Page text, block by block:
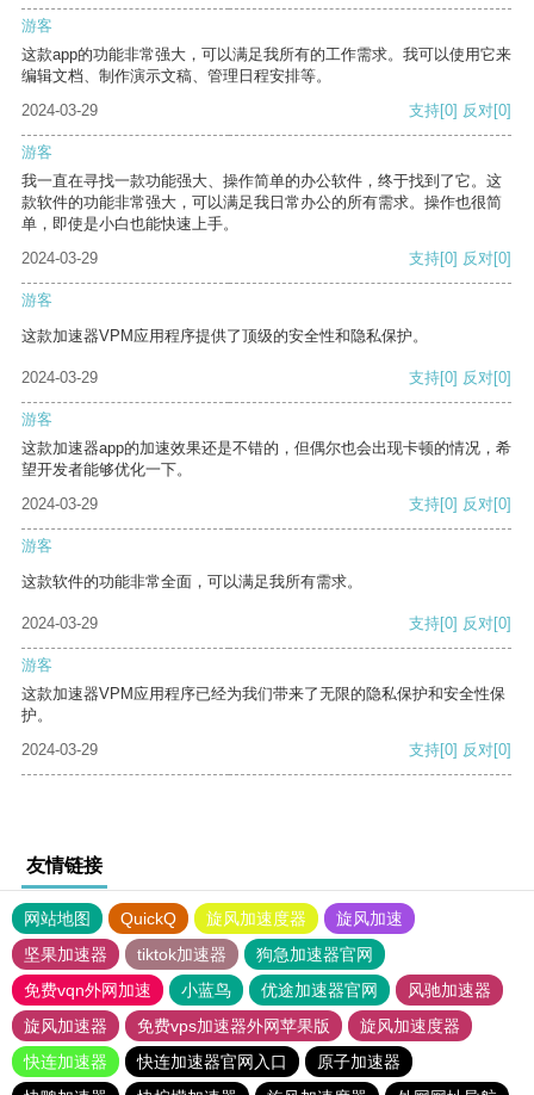
游客
这款app的功能非常强大，可以满足我所有的工作需求。我可以使用它来
编辑文档、制作演示文稿、管理日程安排等。
2024-03-29
支持[0] 反对[0]
游客
我一直在寻找一款功能强大、操作简单的办公软件，终于找到了它。这
款软件的功能非常强大，可以满足我日常办公的所有需求。操作也很简
单，即使是小白也能快速上手。
2024-03-29
支持[0] 反对[0]
游客
这款加速器VPM应用程序提供了顶级的安全性和隐私保护。
2024-03-29 支持[0] 反对[0]
游客
这款加速器app的加速效果还是不错的，但偶尔也会出现卡顿的情况，希
望开发者能够优化一下。
2024-03-29
支持[0] 反对[0]
游客
这款软件的功能非常全面，可以满足我所有需求。
2024-03-29 支持[0] 反对[0]
游客
这款加速器VPM应用程序已经为我们带来了无限的隐私保护和安全性保
护。
2024-03-29
支持[0] 反对[0]
友情链接
网站地图 QuickQ 旋风加速度器
旋风加速
坚果加速器
tiktok加速器
狗急加速器官网
免费vqn外网加速
小蓝鸟 优途加速器官网
风驰加速器
旋风加速器
免费vps加速器外网苹果版
旋风加速度器
快连加速器
快连加速器官网入口
原子加速器